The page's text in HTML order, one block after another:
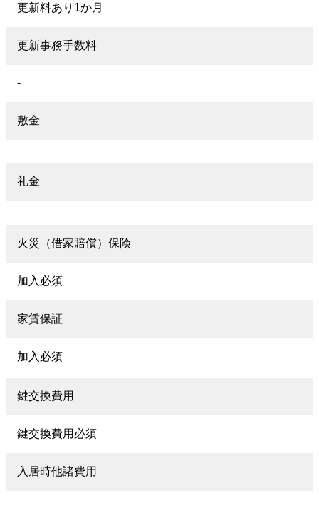
更新料あり1か月
更新事務手数料
-
敷金
礼金
火災（借家賠償）保険
加入必須
家賃保証
加入必須
鍵交換費用
鍵交換費用必須
入居時他諸費用